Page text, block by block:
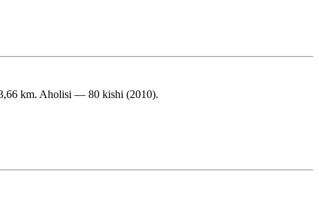
km. Aholisi — 80 kishi (2010).